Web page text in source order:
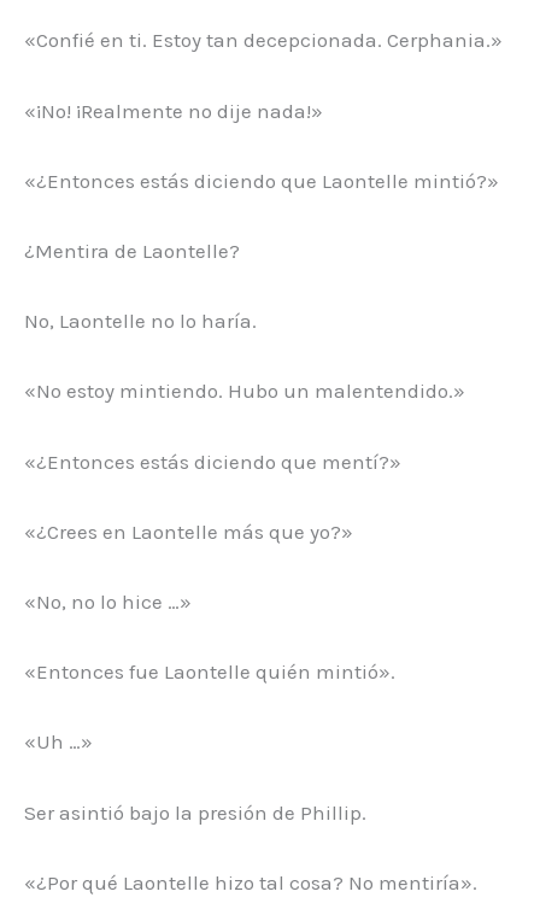
«Confié en ti. Estoy tan decepcionada. Cerphania.»
«¡No! ¡Realmente no dije nada!»
«¿Entonces estás diciendo que Laontelle mintió?»
¿Mentira de Laontelle?
No, Laontelle no lo haría.
«No estoy mintiendo. Hubo un malentendido.»
«¿Entonces estás diciendo que mentí?»
«¿Crees en Laontelle más que yo?»
«No, no lo hice …»
«Entonces fue Laontelle quién mintió».
«Uh …»
Ser asintió bajo la presión de Phillip.
«¿Por qué Laontelle hizo tal cosa? No mentiría».